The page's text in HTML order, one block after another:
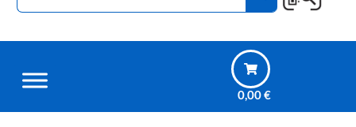
0,00€